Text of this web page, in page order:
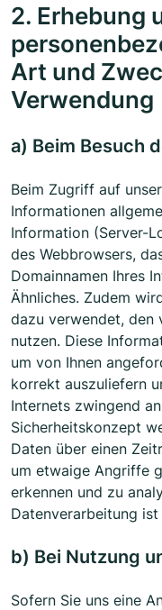
2. Erhebung
Art und
Verwendung
a) Beim Besuch
Beim Zugriff auf
Informationen
Information (Server-
des Webbrowsers,
Domainnamen Ihres
Ähnliches. Zudem
dazu verwendet, den
nutzen. Diese
um von Ihnen
korrekt auszuliefern
Internets zwingend
Sicherheitskonzept
Daten über einen
um etwaige Angriffe
erkennen und zu
Datenverarbeitung ist
b) Bei Nutzung
Sofern Sie uns eine